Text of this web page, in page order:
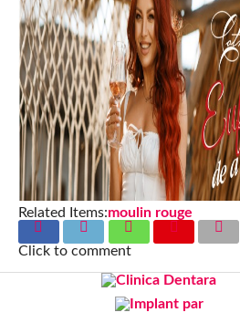
Related Items:moulin rouge
Click to comment